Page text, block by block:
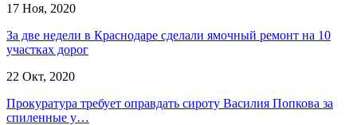
17 Ноя, 2020
За две недели в Краснодаре сделали ямочный ремонт на 10
участках дорог
22 Окт, 2020
Прокуратура требует оправдать сироту Василия Попкова за
спиленные у…